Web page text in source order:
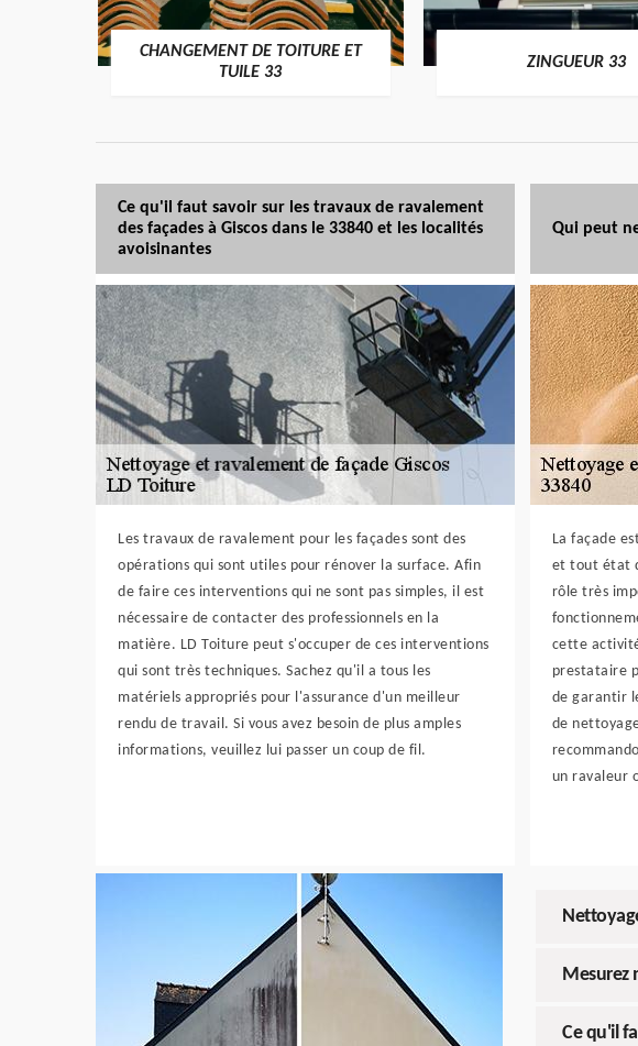
CHANGEMENT DE TOITURE ET
TUILE 33
ZINGUEUR 33
Ce qu'il faut savoir sur les travaux de ravalement
des façades à Giscos dans le 33840 et les localités
avoisinantes
Les travaux de ravalement pour les façades sont des
opérations qui sont utiles pour rénover la surface. Afin
de faire ces interventions qui ne sont pas simples, il est
nécessaire de contacter des professionnels en la
matière. LD Toiture peut s'occuper de ces interventions
qui sont très techniques. Sachez qu'il a tous les
matériels appropriés pour l'assurance d'un meilleur
rendu de travail. Si vous avez besoin de plus amples
informations, veuillez lui passer un coup de fil.
Qui peut
La façade
et tout état
rôle très
cette
prestataire
de garantir
de
un ravaleur
Mesurez
Ce qu'il